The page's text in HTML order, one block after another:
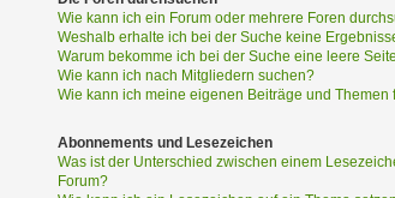
Wie kann ich ein Forum oder mehrere Foren
Weshalb erhalte ich bei der Suche keine
Warum bekomme ich bei der Suche eine leere
Wie kann ich nach Mitgliedern suchen?
Wie kann ich meine eigenen Beiträge und Themen
Abonnements und Lesezeichen
Was ist der Unterschied zwischen einem
Forum?